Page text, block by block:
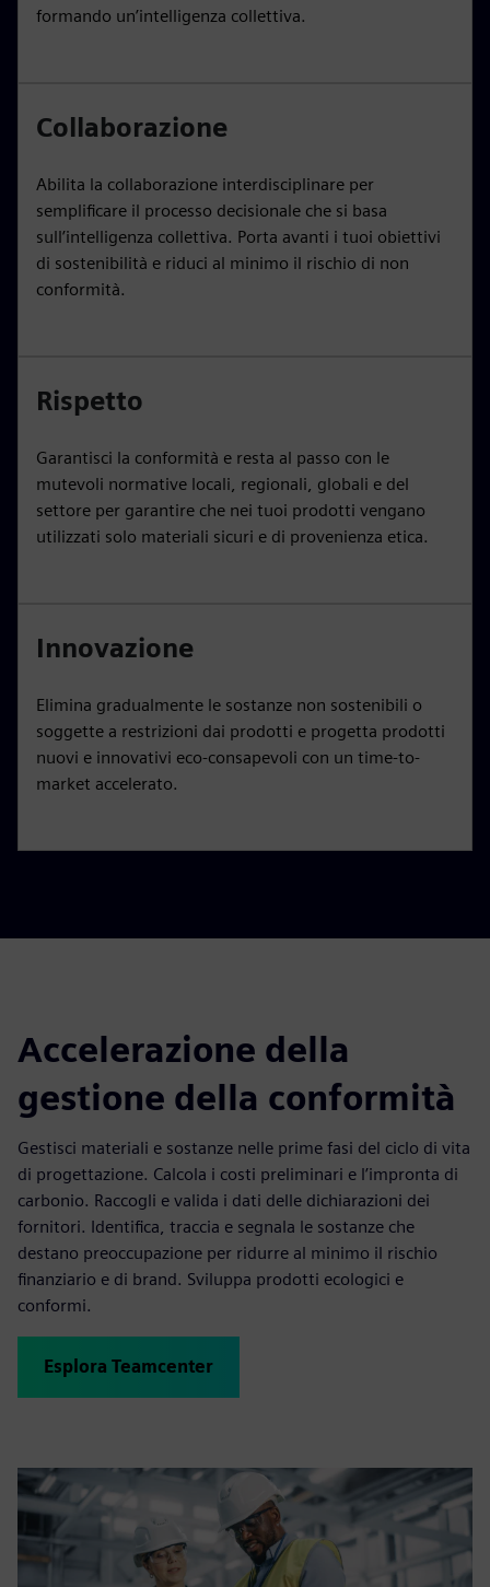
formando un’intelligenza collettiva.
Collaborazione
Abilita la collaborazione interdisciplinare per
semplificare il processo decisionale che si basa
sull’intelligenza collettiva. Porta avanti i tuoi obiettivi
di sostenibilità e riduci al minimo il rischio di non
conformità.
Rispetto
Garantisci la conformità e resta al passo con le
mutevoli normative locali, regionali, globali e del
settore per garantire che nei tuoi prodotti vengano
utilizzati solo materiali sicuri e di provenienza etica.
Innovazione
Elimina gradualmente le sostanze non sostenibili o
soggette a restrizioni dai prodotti e progetta prodotti
nuovi e innovativi eco-consapevoli con un time-to-
market accelerato.
Accelerazione della
gestione della conformità
Gestisci materiali e sostanze nelle prime fasi del ciclo di vita
di progettazione. Calcola i costi preliminari e l’impronta di
carbonio. Raccogli e valida i dati delle dichiarazioni dei
fornitori. Identifica, traccia e segnala le sostanze che
destano preoccupazione per ridurre al minimo il rischio
finanziario e di brand. Sviluppa prodotti ecologici e
conformi.
Esplora Teamcenter